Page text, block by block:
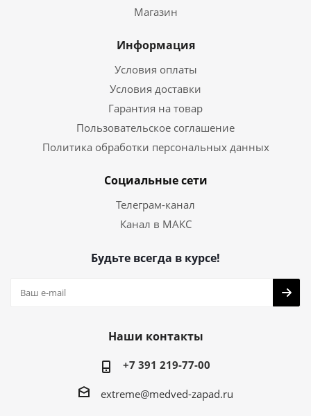
Магазин
Информация
Условия оплаты
Условия доставки
Гарантия на товар
Пользовательское соглашение
Политика обработки персональных данных
Социальные сети
Телеграм-канал
Канал в МАКС
Будьте всегда в курсе!
Наши контакты
+7 391 219-77-00
extreme@medved-zapad.ru